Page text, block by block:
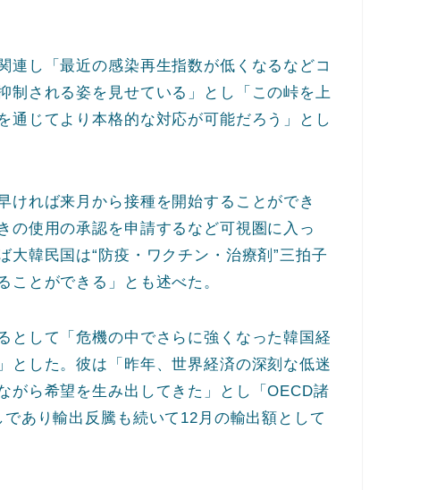
連し「最近の感染再生指数が低くなるなどコ
制される姿を見せている」とし「この峠を上
通じてより本格的な対応が可能だろう」とし
ければ来月から接種を開始することができ
の使用の承認を申請するなど可視圏に入っ
韓民国は“防疫・ワクチン・治療剤”三拍子
ことができる」とも述べた。
として「危機の中でさらに強くなった韓国経
とした。彼は「昨年、世界経済の深刻な低迷
がら希望を生み出してきた」とし「OECD諸
あり輸出反騰も続いて12月の輸出額として